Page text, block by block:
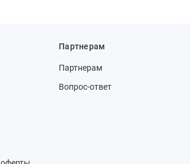
Партнерам
Партнерам
Вопрос-ответ